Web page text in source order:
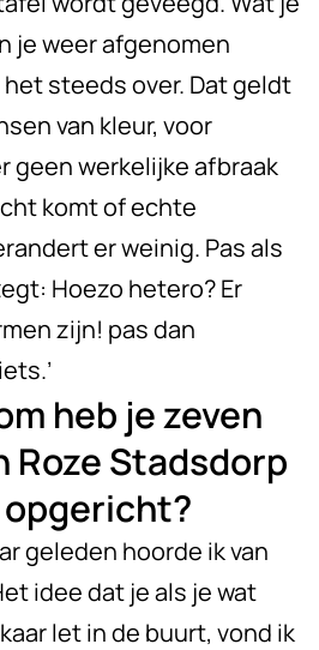
je weer afgenomen
steeds over. Dat geldt
van kleur, voor
geen werkelijke afbraak
komt of echte
er weinig. Pas als
Hoezo hetero? Er
zijn! pas dan
heb je zeven
Roze Stadsdorp
geleden hoorde ik van
idee dat je als je wat
let in de buurt, vond ik